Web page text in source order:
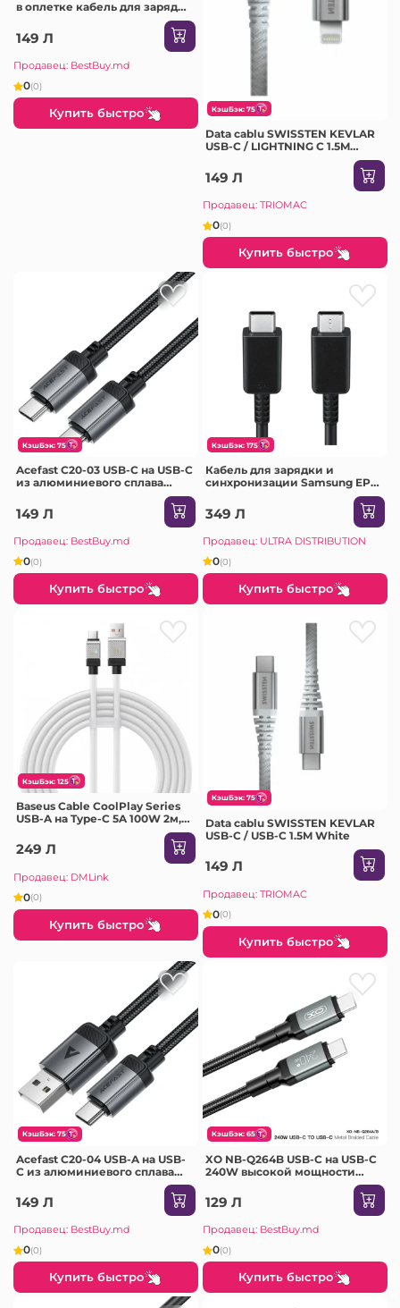
в оплетке кабель для зарядки
и передачи данных белый
149 Л
Продавец: BestBuy.md
0(0)
Купить быстро КэшБэк: 75
Data cablu SWISSTEN KEVLAR
USB-C / LIGHTNING C 1.5M
149 Л
Продавец: TRIOMAC
0(0)
Купить быстро
КэшБэк: 75
Acefast C20-03 USB-C на USB-C
из алюминиевого сплава
передачи данных черный
149 Л
Продавец: BestBuy.md
0(0)
Купить быстро
КэшБэк: 175
Кабель для зарядки и
синхронизации Samsung EP-
C/USB Type-C, 1м, Чёрный
349 Л
Продавец: ULTRA DISTRIBUTION
0(0)
Купить быстро
КэшБэк: 125
Baseus Cable CoolPlay Series
USB-A на Type-C 5A 100W 2м,
249 Л
Продавец: DMLink
0(0)
Купить быстро
КэшБэк: 75
Data cablu SWISSTEN KEVLAR
USB-C / USB-C 1.5M White
149 Л
Продавец: TRIOMAC
0(0)
Купить быстро
КэшБэк: 75
Acefast C20-04 USB-A на USB-
C из алюминиевого сплава
передачи данных черный
149 Л
Продавец: BestBuy.md
0(0)
Купить быстро
КэшБэк: 65
XO NB-Q264B USB-C на USB-C
240W высокой мощности
кабель для передачи данных
2 м черный
129 Л
Продавец: BestBuy.md
0(0)
Купить быстро